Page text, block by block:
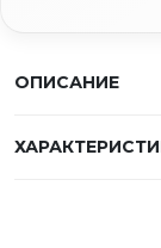
ОПИСАНИЕ